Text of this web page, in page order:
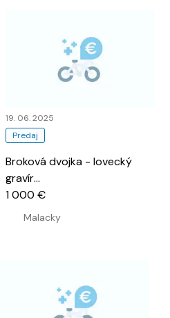
Predaj
19. 06. 2025
Broková dvojka - lovecký
gravír…
Malacky
1 000 €